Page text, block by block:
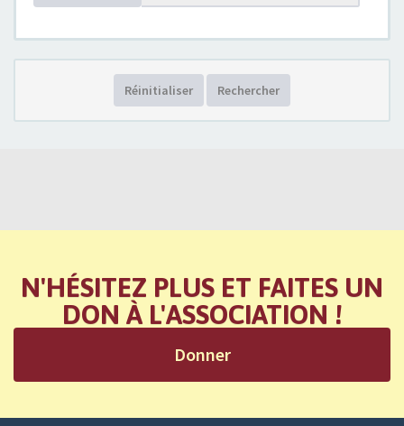
Réinitialiser Rechercher
N'HÉSITEZ PLUS ET FAITES UN
DON À L'ASSOCIATION !
Donner